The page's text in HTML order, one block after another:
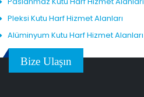
Pleksi Kutu Harf Hizmet Alanları
Alüminyum Kutu Harf Hizmet Alanları
Bize Ulaşın